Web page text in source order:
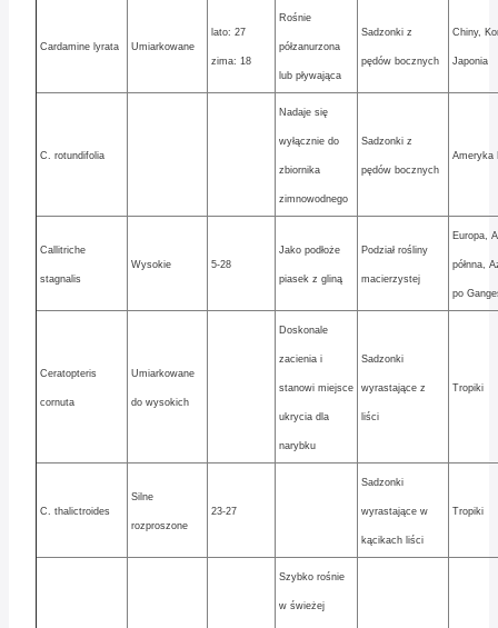
Cardamine lyrata Umiarkowane
lato: 27
zima: 18
Rośnie
półzanurzona
lub pływająca
Sadzonki z
pędów bocznych
Chiny,
Japonia
C. rotundifolia
Nadaje się
wyłącznie do
zbiornika
zimnowodnego
Sadzonki z
pędów bocznych
Ameryka
Callitriche
stagnalis
Wysokie 5-28
Jako podłoże
piasek z gliną
Podział rośliny
macierzystej
Europa,
półnna,
po
Ceratopteris
cornuta
Umiarkowane
do wysokich
Doskonale
zacienia i
stanowi miejsce
ukrycia dla
narybku
Sadzonki
wyrastające z
liści
Tropiki
C. thalictroides
Silne
rozproszone
23-27
Sadzonki
wyrastające w
kącikach liści
Tropiki
Szybko rośnie
w świeżej